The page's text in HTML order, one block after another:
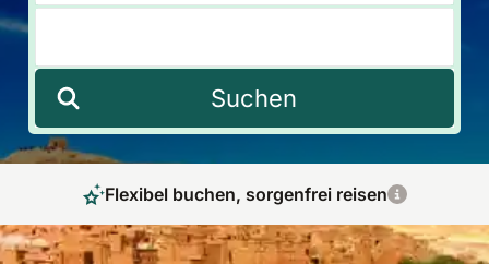
Suchen
Flexibel buchen, sorgenfrei reisen